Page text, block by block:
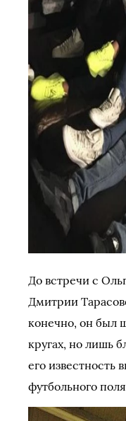
До встречи с
Дмитрии
конечно, он был
кругах, но лишь
его известность
футбольного